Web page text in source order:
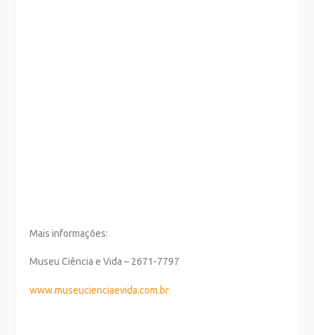
Mais informações:
Museu Ciência e Vida – 2671-7797
www.museucienciaevida.com.br